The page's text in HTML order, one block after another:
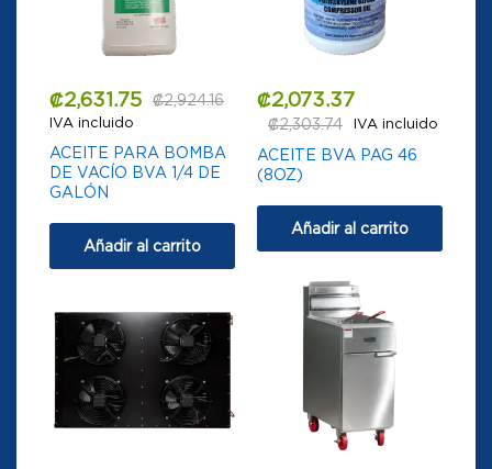
₡2,631.75 ₡2,924.16
IVA incluido
ACEITE PARA BOMBA
DE VACÍO BVA 1/4 DE
GALÓN
Añadir al carrito
₡2,073.37
₡2,303.74 IVA incluido
ACEITE BVA PAG 46
(8OZ)
Añadir al carrito